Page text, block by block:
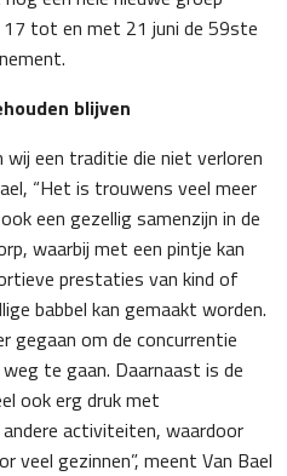
tot en met 21 juni de 59ste
blijven
wij een traditie die niet verloren
“Het is trouwens veel meer
een gezellig samenzijn in de
waarbij met een pintje kan
prestaties van kind of
babbel kan gemaakt worden.
gegaan om de concurrentie
te gaan. Daarnaast is de
ook erg druk met
activiteiten, waardoor
gezinnen”, meent Van Bael